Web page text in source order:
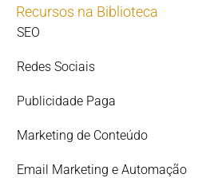
Recursos na Biblioteca
SEO
Redes Sociais
Publicidade Paga
Marketing de Conteúdo
Email Marketing e Automação